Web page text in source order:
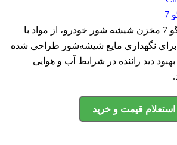
مخزن شیشه شور تیگو 7 مخزن شیشه شور خودرو، از مواد با
نگهداری مایع شیشه‌شور طراحی شده
دید راننده در شرایط آب و هوایی
استعلام قیمت و خرید